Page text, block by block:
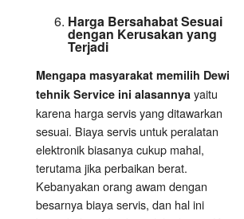
Harga Bersahabat Sesuai
dengan Kerusakan yang
Terjadi
Mengapa masyarakat memilih Dewi
tehnik Service ini alasannya yaitu
karena harga servis yang ditawarkan
sesuai. Biaya servis untuk peralatan
elektronik biasanya cukup mahal,
terutama jika perbaikan berat.
Kebanyakan orang awam dengan
besarnya biaya servis, dan hal ini